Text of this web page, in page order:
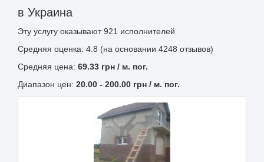
в Украина
Эту услугу оказывают921 исполнителей
Средняя оценка: 4.8 (на основании 4248 отзывов)
Средняя цена: 69.33 грн / м. пог.
Диапазон цен: 20.00 - 200.00 грн / м. пог.